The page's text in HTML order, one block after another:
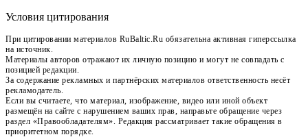
Условия цитирования
При цитировании материалов RuBaltic.Ru обязательна активная гиперссылка
на источник.
Материалы авторов отражают их личную позицию и могут не совпадать с
позицией редакции.
За содержание рекламных и партнёрских материалов ответственность несёт
рекламодатель.
Если вы считаете, что материал, изображение, видео или иной объект
размещён на сайте с нарушением ваших прав, направьте обращение через
раздел «Правообладателям». Редакция рассматривает такие обращения в
приоритетном порядке.